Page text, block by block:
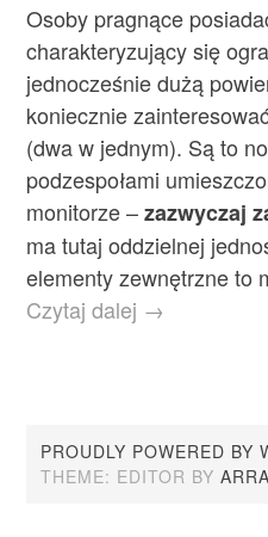
Osoby pragnące
charakteryzujący się
jednocześnie dużą
koniecznie
(dwa w jednym). Są to
podzespołami
monitorze –zazwyczaj
ma tutaj oddzielnej
elementy zewnętrzne to
Czytaj dalej →
PROUDLY POWERED BY
THEME: EDITOR BY